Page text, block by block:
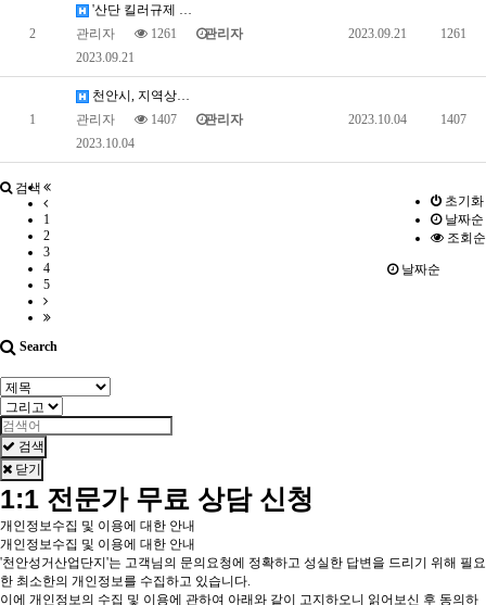
2
'산단 킬러규제 혁파' 후속조치 가속화…산업부, 개정지…
관리자
1261
2023.09.21
관리자 2023.09.21 1261
1
천안시, 지역상생형 알이백(RE100) 산업단지 본격 …
관리자
1407
2023.10.04
관리자 2023.10.04 1407
초기화
날짜순
조회순
날짜순
검색
1
2
3
4
5
Search
검색
닫기
1:1 전문가 무료 상담 신청
개인정보수집 및 이용에 대한 안내
개인정보수집 및 이용에 대한 안내
'천안성거산업단지'는 고객님의 문의요청에 정확하고 성실한 답변을 드리기 위해 필요
한 최소한의 개인정보를 수집하고 있습니다.
이에 개인정보의 수집 및 이용에 관하여 아래와 같이 고지하오니 읽어보신 후 동의하